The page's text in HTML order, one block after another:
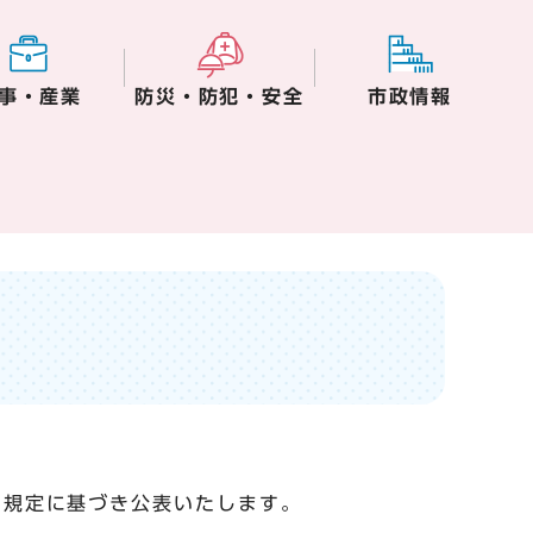
・産業 防災・防犯・安全 市政情報
定に基づき公表いたします。